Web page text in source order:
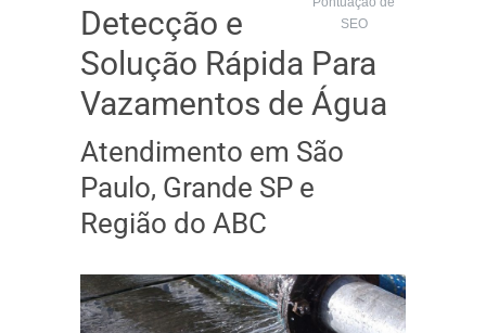
SEO
Detecção e
Solução Rápida Para
Vazamentos de Água
Atendimento em São
Paulo, Grande SP e
Região do ABC